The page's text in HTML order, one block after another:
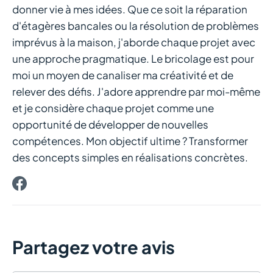
donner vie à mes idées. Que ce soit la réparation
d'étagères bancales ou la résolution de problèmes
imprévus à la maison, j'aborde chaque projet avec
une approche pragmatique. Le bricolage est pour
moi un moyen de canaliser ma créativité et de
relever des défis. J'adore apprendre par moi-même
et je considère chaque projet comme une
opportunité de développer de nouvelles
compétences. Mon objectif ultime ? Transformer
des concepts simples en réalisations concrètes.
Partagez votre avis